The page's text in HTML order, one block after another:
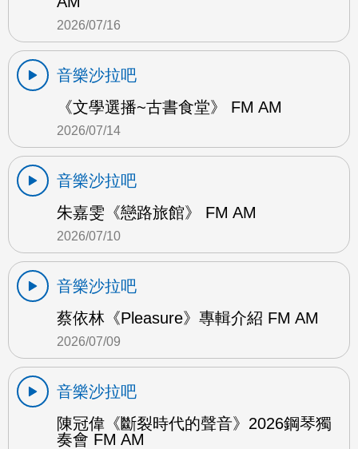
2026/07/16
音樂沙拉吧
《文學選播~古書食堂》 FM AM
2026/07/14
音樂沙拉吧
朱嘉雯《戀路旅館》 FM AM
2026/07/10
音樂沙拉吧
蔡依林《Pleasure》專輯介紹 FM AM
2026/07/09
音樂沙拉吧
陳冠偉《斷裂時代的聲音》2026鋼琴獨
奏會 FM AM